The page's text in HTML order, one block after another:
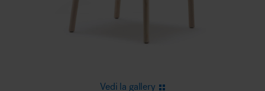
Vedi la gallery